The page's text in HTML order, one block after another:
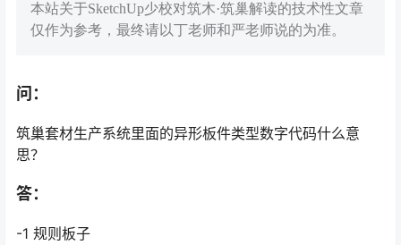
本站关于SketchUp少校对筑木·筑巢解读的技术性文章
仅作为参考，最终请以丁老师和严老师说的为准。
问：
筑巢套材生产系统里面的异形板件类型数字代码什么意
思？
答：
-1 规则板子